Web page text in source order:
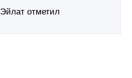
Эйлат отметил